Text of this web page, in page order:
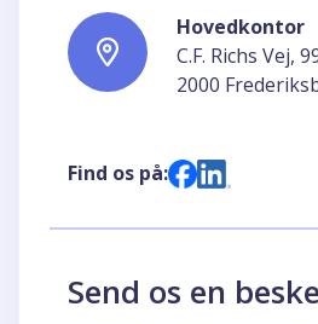
Hovedkontor
C.F. Richs Vej,
2000
Find os på:
Send os en